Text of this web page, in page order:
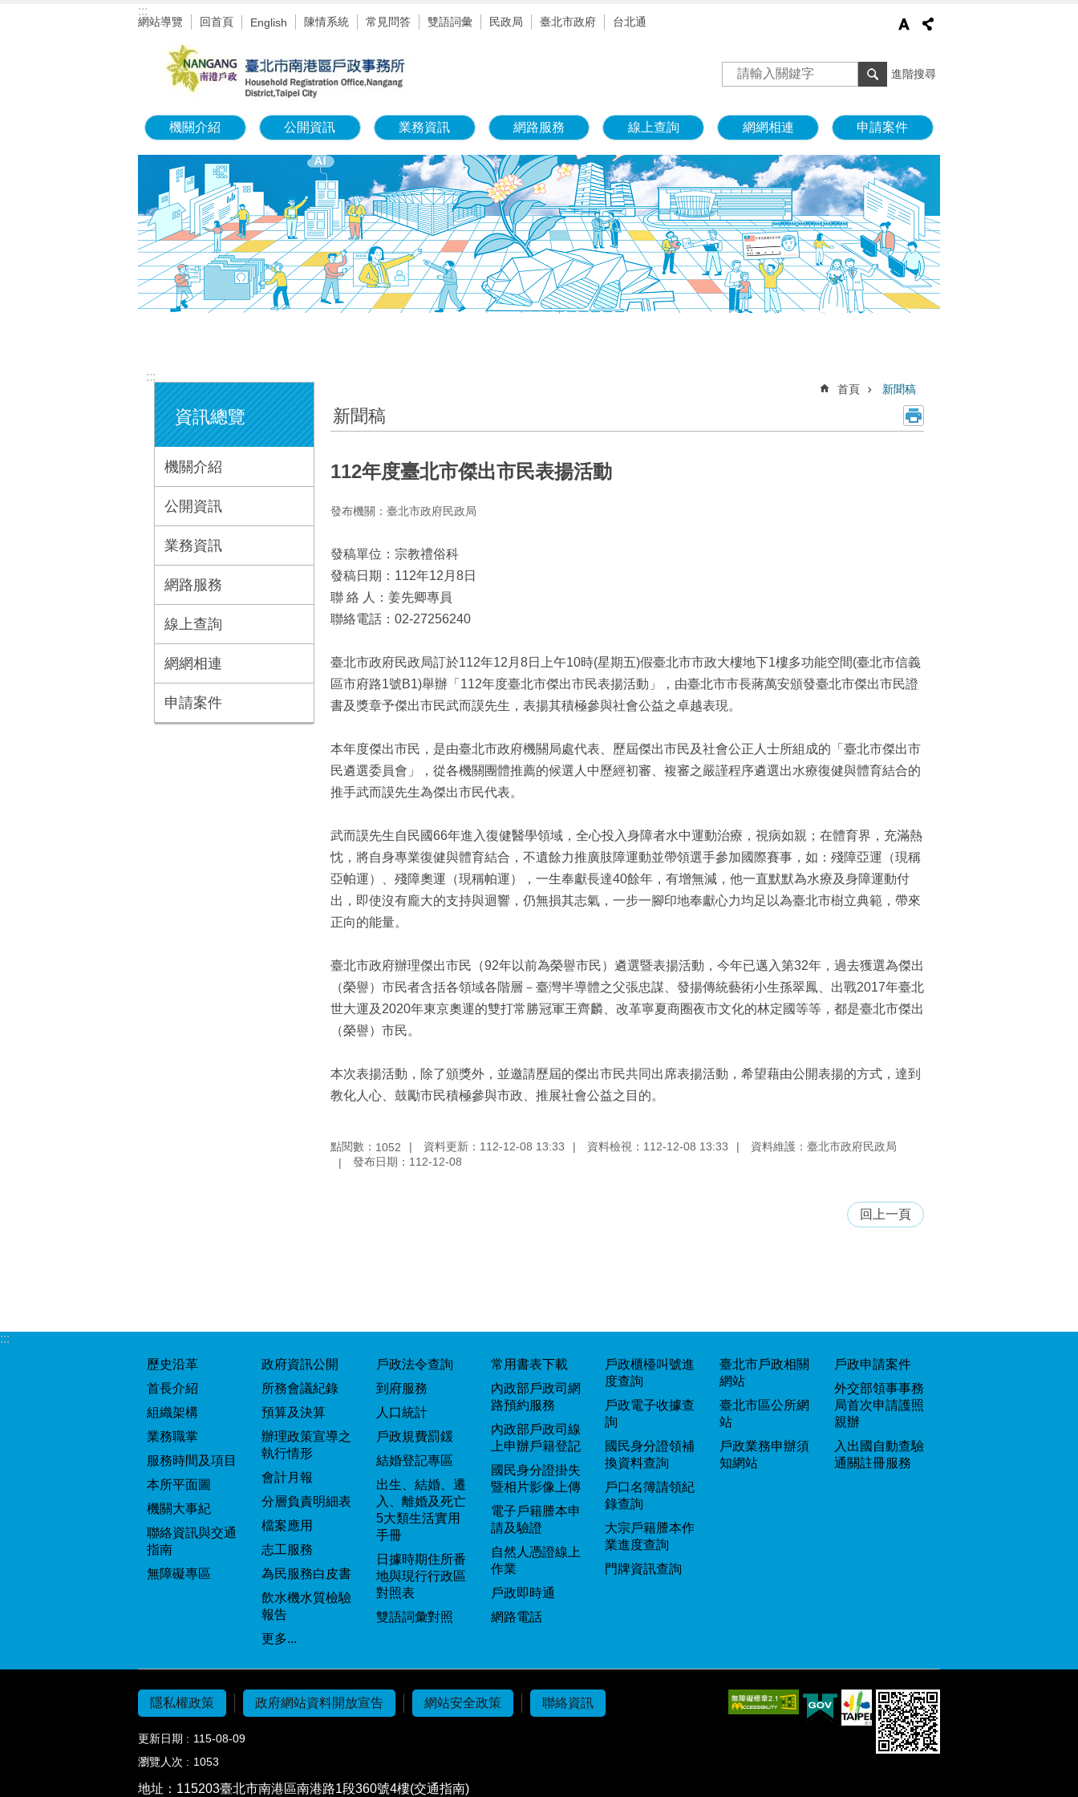
:::
網站導覽 回首頁 English 陳情系統 常見問答 雙語詞彙 民政局 臺北市政府 台北通
進階搜尋
機關介紹 公開資訊 業務資訊 網路服務 線上查詢 網網相連 申請案件
:::
資訊總覽
機關介紹
公開資訊
業務資訊
網路服務
線上查詢
網網相連
申請案件
首頁 新聞稿
新聞稿
112年度臺北市傑出市民表揚活動
發布機關：臺北市政府民政局
發稿單位：宗教禮俗科
發稿日期：112年12月8日
聯 絡 人：姜先卿專員
聯絡電話：02-27256240
臺北市政府民政局訂於112年12月8日上午10時(星期五)假臺北市市政大樓地下1樓多功能空間(臺北市信義
區市府路1號B1)舉辦「112年度臺北市傑出市民表揚活動」，由臺北市市長蔣萬安頒發臺北市傑出市民證
書及獎章予傑出市民武而謨先生，表揚其積極參與社會公益之卓越表現。
本年度傑出市民，是由臺北市政府機關局處代表、歷屆傑出市民及社會公正人士所組成的「臺北市傑出市
民遴選委員會」，從各機關團體推薦的候選人中歷經初審、複審之嚴謹程序遴選出水療復健與體育結合的
推手武而謨先生為傑出市民代表。
武而謨先生自民國66年進入復健醫學領域，全心投入身障者水中運動治療，視病如親；在體育界，充滿熱
忱，將自身專業復健與體育結合，不遺餘力推廣肢障運動並帶領選手參加國際賽事，如：殘障亞運（現稱
亞帕運）、殘障奧運（現稱帕運），一生奉獻長達40餘年，有增無減，他一直默默為水療及身障運動付
出，即使沒有龐大的支持與迴響，仍無損其志氣，一步一腳印地奉獻心力均足以為臺北市樹立典範，帶來
正向的能量。
臺北市政府辦理傑出市民（92年以前為榮譽市民）遴選暨表揚活動，今年已邁入第32年，過去獲選為傑出
（榮譽）市民者含括各領域各階層－臺灣半導體之父張忠謀、發揚傳統藝術小生孫翠鳳、出戰2017年臺北
世大運及2020年東京奧運的雙打常勝冠軍王齊麟、改革寧夏商圈夜市文化的林定國等等，都是臺北市傑出
（榮譽）市民。
本次表揚活動，除了頒獎外，並邀請歷屆的傑出市民共同出席表揚活動，希望藉由公開表揚的方式，達到
教化人心、鼓勵市民積極參與市政、推展社會公益之目的。
點閱數： 1052 資料更新：112-12-08 13:33 資料檢視：112-12-08 13:33
資料維護：臺北市政府民政局
發布日期：112-12-08
回上一頁
:::
歷史沿革
首長介紹
組織架構
業務職掌
服務時間及項目
本所平面圖
機關大事紀
聯絡資訊與交通
指南
無障礙專區
政府資訊公開
所務會議紀錄
預算及決算
辦理政策宣導之
執行情形
會計月報
分層負責明細表
檔案應用
志工服務
為民服務白皮書
飲水機水質檢驗
報告
更多...
戶政法令查詢
到府服務
人口統計
戶政規費罰鍰
結婚登記專區
出生、結婚、遷
入、離婚及死亡
5大類生活實用
手冊
日據時期住所番
地與現行行政區
對照表
雙語詞彙對照
常用書表下載
內政部戶政司網
路預約服務
內政部戶政司線
上申辦戶籍登記
國民身分證掛失
暨相片影像上傳
電子戶籍謄本申
請及驗證
自然人憑證線上
作業
戶政即時通
網路電話
戶政櫃檯叫號進
度查詢
戶政電子收據查
詢
國民身分證領補
換資料查詢
戶口名簿請領紀
錄查詢
大宗戶籍謄本作
業進度查詢
門牌資訊查詢
臺北市戶政相關
網站
臺北市區公所網
站
戶政業務申辦須
知網站
戶政申請案件
外交部領事事務
局首次申請護照
親辦
入出國自動查驗
通關註冊服務
隱私權政策 政府網站資料開放宣告 網站安全政策 聯絡資訊
更新日期
115-08-09
瀏覽人次
1053
地址：115203臺北市南港區南港路1段360號4樓(交通指南)